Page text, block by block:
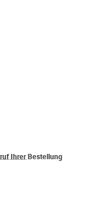
Ihrer Bestellung